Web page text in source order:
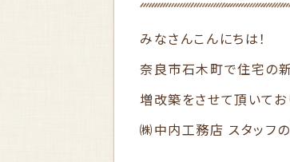
みなさんこんにちは！
奈良市石木町で住宅の新
増改築をさせて頂いてお
㈱中内工務店 スタッフ